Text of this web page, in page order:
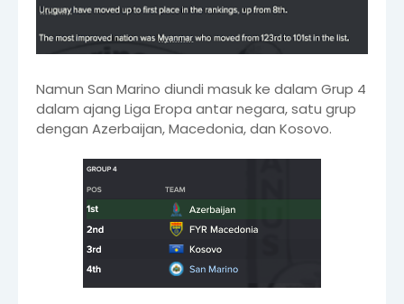
Namun San Marino diundi masuk ke dalam Grup 4
dalam ajang Liga Eropa antar negara, satu grup
dengan Azerbaijan, Macedonia, dan Kosovo.